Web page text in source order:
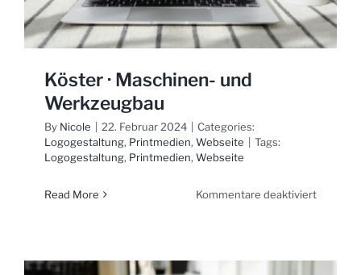
Köster · Maschinen- und
Werkzeugbau
By Nicole 22. Februar 2024
Categories:
Logogestaltung, Printmedien, Webseite
Tags:
Logogestaltung, Printmedien, Webseite
Read More Kommentare deaktiviertfür